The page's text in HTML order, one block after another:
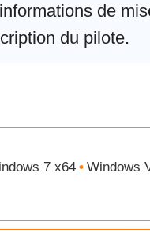
de
du pilote.
7 x64 • Windows